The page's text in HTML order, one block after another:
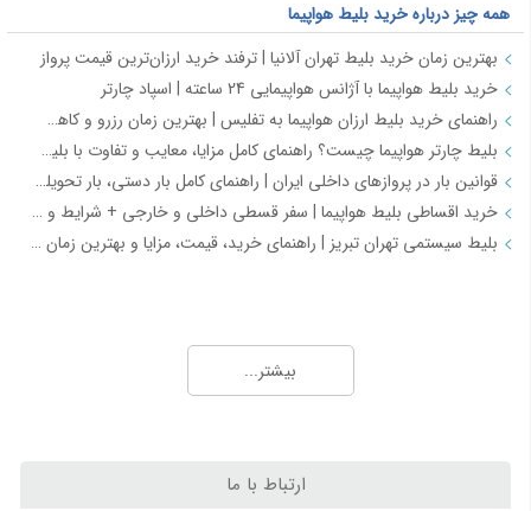
همه چیز درباره خرید بلیط هواپیما
بهترین زمان خرید بلیط تهران آلانیا | ترفند خرید ارزان‌ترین قیمت پرواز
خرید بلیط هواپیما با آژانس هواپیمایی 24 ساعته | اسپاد چارتر
راهنمای خرید بلیط ارزان هواپیما به تفلیس | بهترین زمان رزرو و کاهش هزینه سفر
بلیط چارتر هواپیما چیست؟ راهنمای کامل مزایا، معایب و تفاوت با بلیط سیستمی
قوانین بار در پروازهای داخلی ایران | راهنمای کامل بار دستی، بار تحویلی و مقررات حمل بار
خرید اقساطی بلیط هواپیما | سفر قسطی داخلی و خارجی + شرایط و مدارک | اسپادچارتر
بلیط سیستمی تهران تبریز | راهنمای خرید، قیمت، مزایا و بهترین زمان رزرو
هواپیمایی جی اسکای؛ نسل جدید پروازهای ایرانی از قلب اصفهان
اسپادچارتر | راهکاری نوین برای مدیریت سفرهای سازمانی
بیشتر...
ارتباط با ما